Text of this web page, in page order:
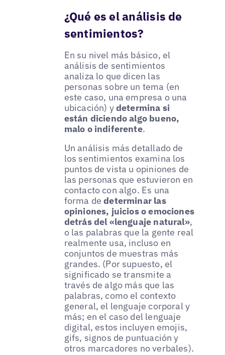
¿Qué es el análisis de
sentimientos?
En su nivel más básico, el
análisis de sentimientos
analiza lo que dicen las
personas sobre un tema (en
este caso, una empresa o una
ubicación) ydetermina si
están diciendo algo bueno,
malo o indiferente.
Un análisis más detallado de
los sentimientos examina los
puntos de vista u opiniones de
las personas que estuvieron en
contacto con algo. Es una
forma dedeterminar las
opiniones, juicios o emociones
detrás del «lenguaje natural»,
o las palabras que la gente real
realmente usa, incluso en
conjuntos de muestras más
grandes. (Por supuesto, el
significado se transmite a
través de algo más que las
palabras, como el contexto
general, el lenguaje corporal y
más; en el caso del lenguaje
digital, estos incluyen emojis,
gifs, signos de puntuación y
otros marcadores no verbales).